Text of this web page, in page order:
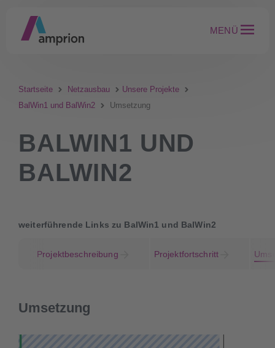
MENÜ
Startseite Netzausbau
Unsere Projekte
BalWin1 und BalWin2
Umsetzung
BALWIN1 UND
BALWIN2
weiterführende Links zu BalWin1 und BalWin2
Projektbeschreibung Projektfortschritt
Umsetzung